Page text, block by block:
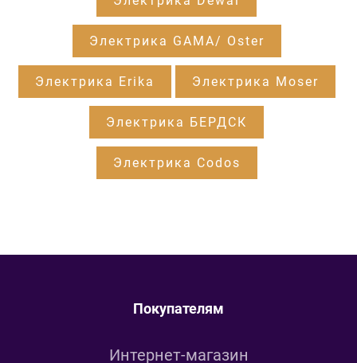
Электрика GAMA/ Oster
Электрика Erika Электрика Moser
Электрика БЕРДСК
Электрика Codos
Покупателям
Интернет-магазин